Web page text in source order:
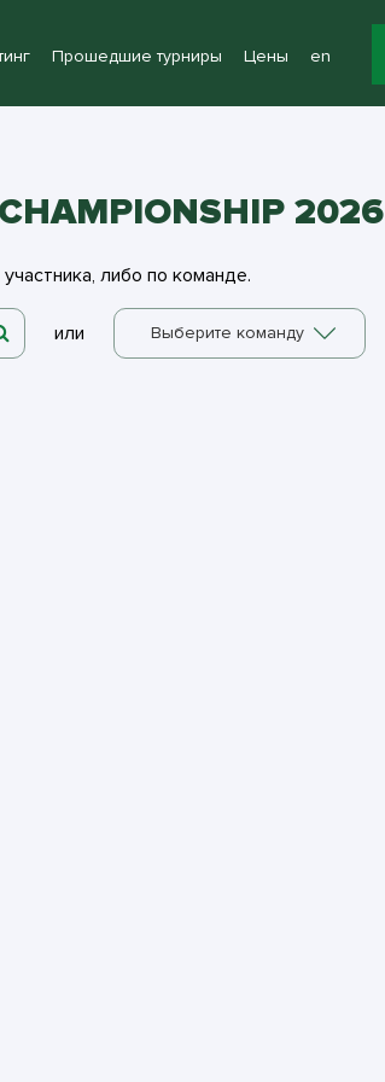
Прошедшие турниры Цены en
2026
либо по команде.
или Выберите команду